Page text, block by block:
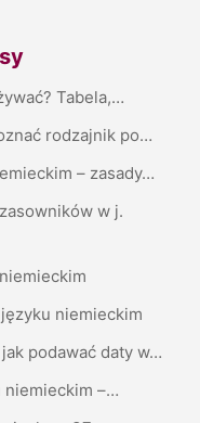
Tabela,…
rodzajnik po…
– zasady…
w j.
niemieckim
podawać daty w…
niemieckim –…